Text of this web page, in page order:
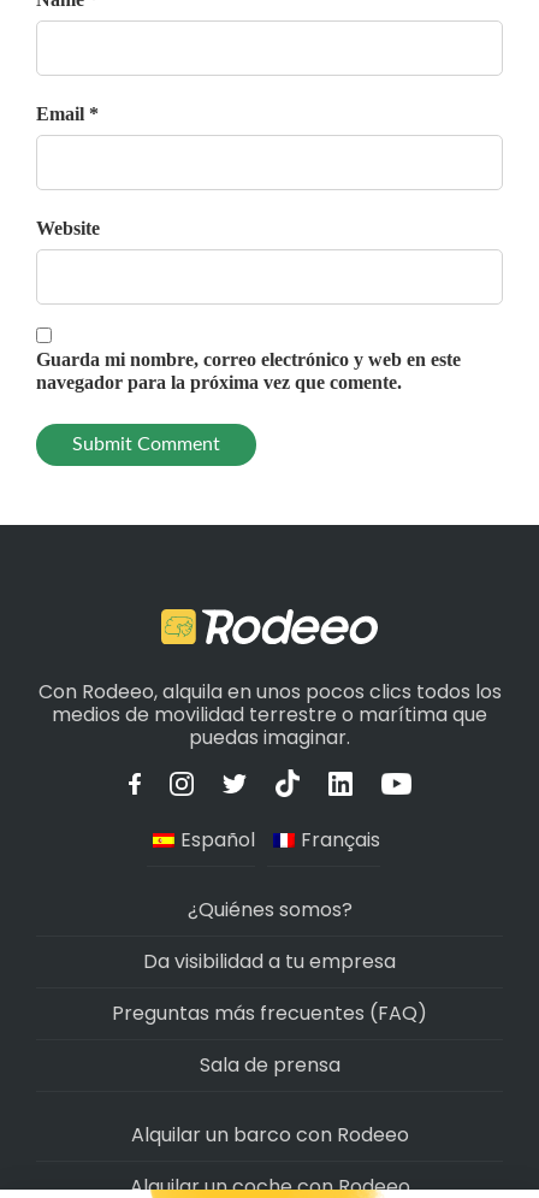
Email *
Website
Guarda mi nombre, correo electrónico y web en este
navegador para la próxima vez que comente.
Con Rodeeo, alquila en unos pocos clics todos los
medios de movilidad terrestre o marítima que
puedas imaginar.
Español Français
¿Quiénes somos?
Da visibilidad a tu empresa
Preguntas más frecuentes (FAQ)
Sala de prensa
Alquilar un barco con Rodeeo
Alquilar un coche con Rodeeo